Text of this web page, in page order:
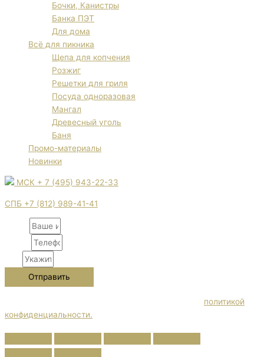
Бочки, Канистры
Банка ПЭТ
Для дома
Всё для пикника
Щепа для копчения
Розжиг
Решетки для гриля
Посуда одноразовая
Мангал
Древесный уголь
Баня
Промо-материалы
Новинки
МСК + 7 (495) 943-22-33
СПБ +7 (812) 989-41-41
Отправить
политикой
конфиденциальности.